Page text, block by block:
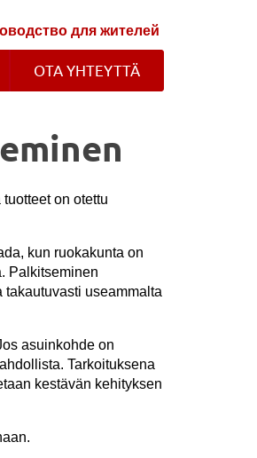
для жителей
OTA YHTEYTTÄ
on otettu
kun ruokakunta on
Palkitseminen
useammalta
asuinkohde on
Tarkoituksena
kestävän kehityksen